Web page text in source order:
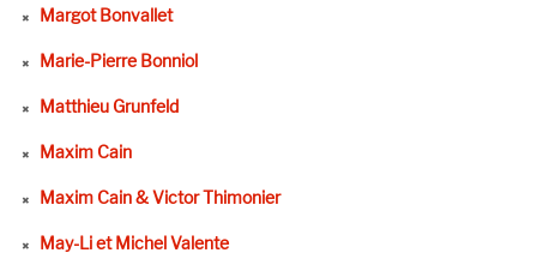
Margot Bonvallet
Marie-Pierre Bonniol
Matthieu Grunfeld
Maxim Cain
Maxim Cain & Victor Thimonier
May-Li et Michel Valente